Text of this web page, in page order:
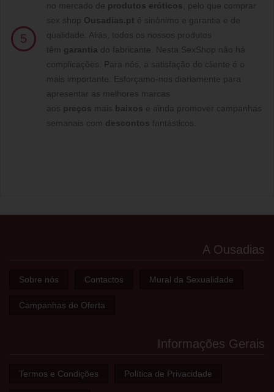
5
no mercado de produtos eróticos , pelo que comprar
sex shop Ousadias.pt é sinónimo e garantia e de
qualidade. Aliás, todos os nossos produtos
têm garantia do fabricante. Nesta SexShop não há
complicações. Para nós, a satisfação do cliente é o
mais importante. Esforçamo-nos diariamente para
apresentar as melhores marcas
aos preços mais baixos e ainda promover campanhas
semanais com descontos fantásticos.
A Ousadias
Sobre nós Contactos Mural da Sexualidade
Campanhas de Oferta
Informações Gerais
Termos e Condições Política de Privacidade